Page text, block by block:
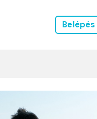
Belépés